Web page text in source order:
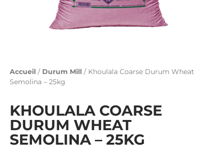
Accueil / Durum Mill / Khoulala Coarse Durum Wheat
Semolina – 25kg
KHOULALA COARSE
DURUM WHEAT
SEMOLINA – 25KG